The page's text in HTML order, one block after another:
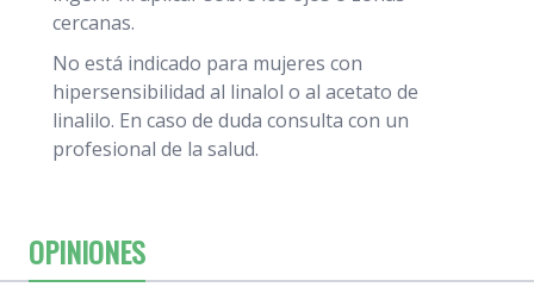
cercanas.
No está indicado para mujeres con
hipersensibilidad al linalol o al acetato de
linalilo. En caso de duda consulta con un
profesional de la salud.
OPINIONES